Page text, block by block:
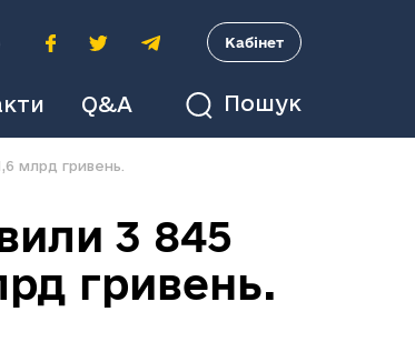
Кабінет
Q&A Пошук
млрд гривень.
3 845
гривень.